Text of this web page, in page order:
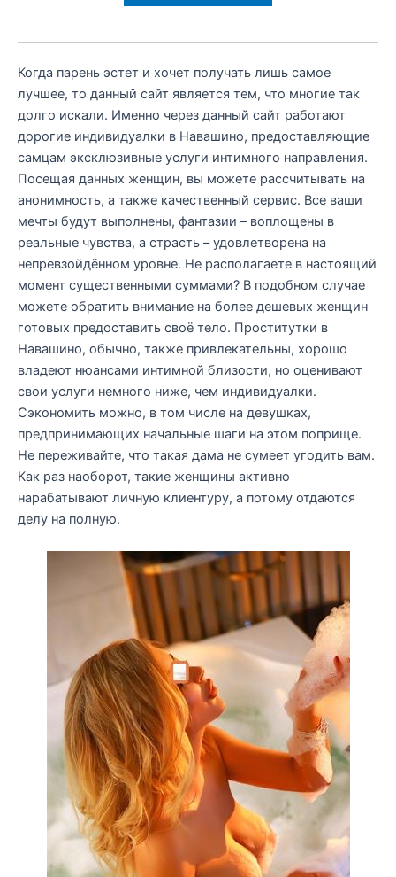
Когда парень эстет и хочет получать лишь самое
лучшее, то данный сайт является тем, что многие так
долго искали. Именно через данный сайт работают
дорогие индивидуалки в Навашино, предоставляющие
самцам эксклюзивные услуги интимного направления.
Посещая данных женщин, вы можете рассчитывать на
анонимность, а также качественный сервис. Все ваши
мечты будут выполнены, фантазии – воплощены в
реальные чувства, а страсть – удовлетворена на
непревзойдённом уровне. Не располагаете в настоящий
момент существенными суммами? В подобном случае
можете обратить внимание на более дешевых женщин
готовых предоставить своё тело. Проститутки в
Навашино, обычно, также привлекательны, хорошо
владеют нюансами интимной близости, но оценивают
свои услуги немного ниже, чем индивидуалки.
Сэкономить можно, в том числе на девушках,
предпринимающих начальные шаги на этом поприще.
Не переживайте, что такая дама не сумеет угодить вам.
Как раз наоборот, такие женщины активно
нарабатывают личную клиентуру, а потому отдаются
делу на полную.